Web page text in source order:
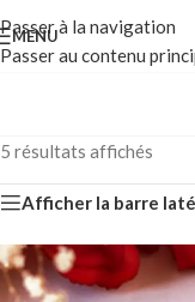
Passer à la navigation
Passer au contenu
MENU
5 résultats affichés
Afficher la barre